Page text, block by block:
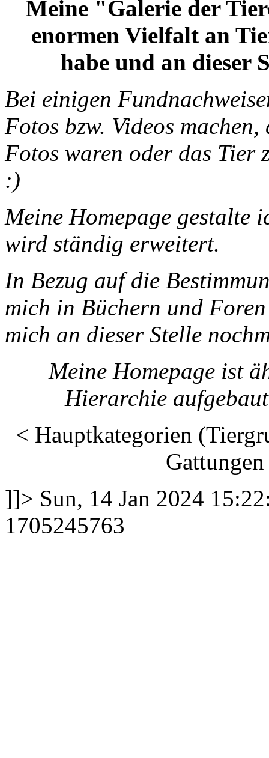
Meine "Galerie der
enormen Vielfalt an
habe und an dieser
Bei einigen
Fotos bzw. Videos
Fotos waren oder das Tier
:)
Meine Homepage gestalte
wird ständig erweitert.
In Bezug auf die
mich in Büchern und
mich an dieser Stelle
Meine Homepage ist
Hierarchie
< Hauptkategorien
]]> Sun, 14 Jan 2024
1705245763